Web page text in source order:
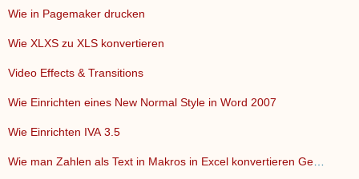
Wie in Pagemaker drucken
Wie XLXS zu XLS konvertieren
Video Effects & Transitions
Wie Einrichten eines New Normal Style in Word 2007
Wie Einrichten IVA 3.5